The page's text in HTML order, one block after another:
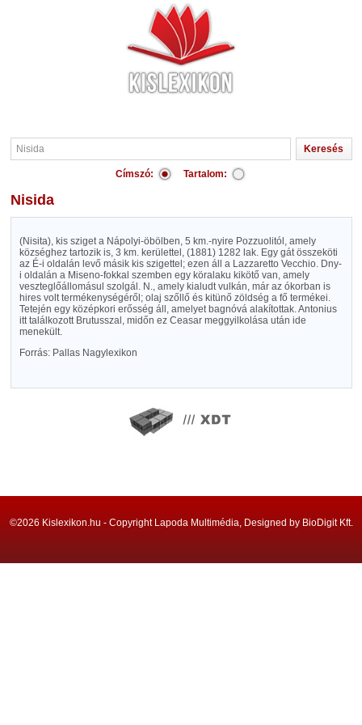
Címszó: Tartalom:
Nisida
(Nisita), kis sziget a Nápolyi-öbölben, 5 km.-nyire Pozzuolitól, amely
községhez tartozik is, 3 km. kerülettel, (1881) 1282 lak. Egy gát összeköti
az É-i oldalán levő másik kis szigettel; ezen áll a Lazzaretto Vecchio. Dny-
i oldalán a Miseno-fokkal szemben egy köralaku kikötő van, amely
veszteglőállomásul szolgál. N., amely kialudt vulkán, már az ókorban is
hires volt termékenységéről; olaj szőllő és kitünő zöldség a fő termékei.
Tetején egy középkori erősség áll, amelyet bagnóvá alakítottak. Antonius
itt találkozott Brutusszal, midőn ez Ceasar meggyilkolása után ide
menekült.
Forrás: Pallas Nagylexikon
©2026 Kislexikon.hu - Copyright Lapoda Multimédia, Designed by BioDigit Kft.